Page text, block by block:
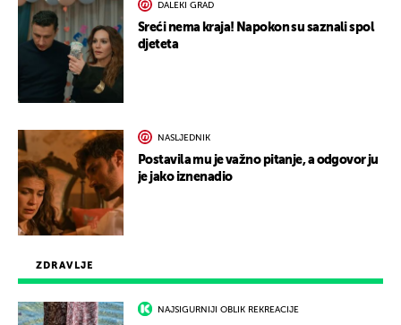
ZDRAVLJE
NAJSIGURNIJI OBLIK REKREACIJE
DALEKI GRAD
Sreći nema kraja! Napokon su saznali spol
djeteta
NASLJEDNIK
Postavila mu je važno pitanje, a odgovor ju
je jako iznenadio